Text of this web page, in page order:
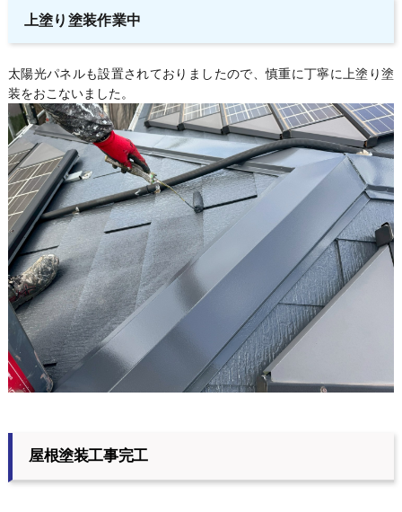
上塗り塗装作業中
太陽光パネルも設置されておりましたので、慎重に丁寧に上塗り塗
装をおこないました。
屋根塗装工事完工